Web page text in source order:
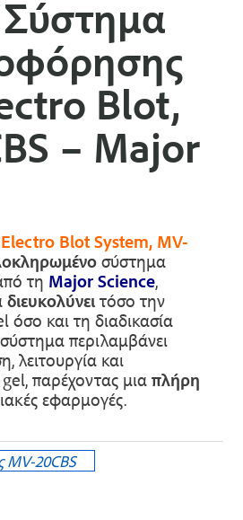
Blot,
– Major
Blot System, MV-
σύστημα
τη Major Science,
διευκολύνει τόσο την
και τη διαδικασία
περιλαμβάνει
λειτουργία και
παρέχοντας μιαπλήρη
εφαρμογές.
MV-20CBS